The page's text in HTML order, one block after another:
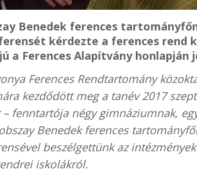
Benedek ferences
kérdezte a ferences rend
a Ferences Alapítvány honlapján
Ferences Rendtartomány
kezdődött meg a tanév 2017
fenntartója négy gimnáziumnak,
Benedek ferences
beszélgettünk az
iskolákról.